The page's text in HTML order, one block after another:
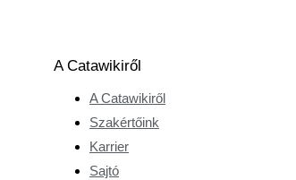
A Catawikiről
A Catawikiről
Szakértőink
Karrier
Sajtó